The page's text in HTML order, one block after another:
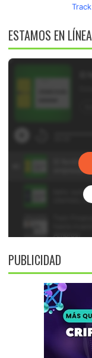
ESTAMOS EN
PUBLICIDAD